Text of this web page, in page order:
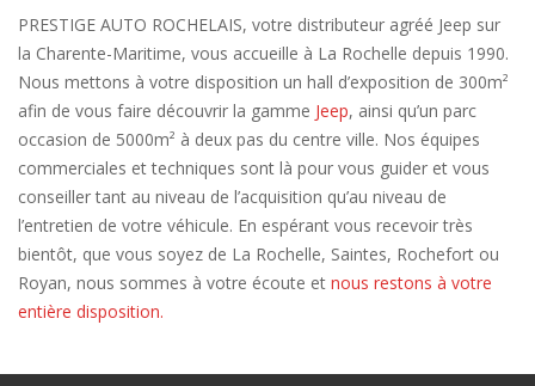
PRESTIGE AUTO ROCHELAIS, votre distributeur agréé Jeep sur
la Charente-Maritime, vous accueille à La Rochelle depuis 1990.
Nous mettons à votre disposition un hall d’exposition de 300m²
afin de vous faire découvrir la gamme Jeep, ainsi qu’un parc
occasion de 5000m² à deux pas du centre ville. Nos équipes
commerciales et techniques sont là pour vous guider et vous
conseiller tant au niveau de l’acquisition qu’au niveau de
l’entretien de votre véhicule. En espérant vous recevoir très
bientôt, que vous soyez de La Rochelle, Saintes, Rochefort ou
Royan, nous sommes à votre écoute et nous restons à votre
entière disposition.